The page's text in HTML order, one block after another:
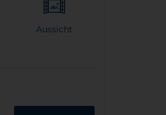
Aussicht